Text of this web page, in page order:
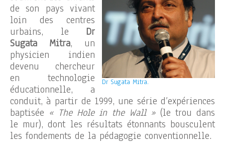
Dr Sugata Mitra.
de son pays vivant
loin des centres
urbains, le Dr
Sugata Mitra, un
physicien indien
devenu chercheur
en technologie
éducationnelle, a
conduit, à partir de 1999, une série d’expériences
baptisée « The Hole in the Wall »(le trou dans
le mur), dont les résultats étonnants bousculent
les fondements de la pédagogie conventionnelle.